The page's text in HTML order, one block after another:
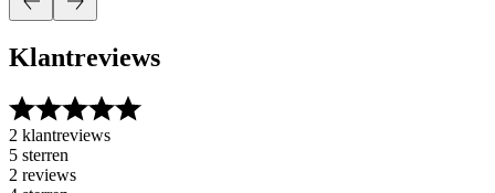
Klantreviews
2 klantreviews
5 sterren
2 reviews